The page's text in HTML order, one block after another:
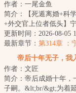
眼
作者：一尾金鱼
简介：【死遁离婚+科
+外交官上位者低头】
宫癌诊断书那天，撞破
亲姐姐产检。她...
更新时间：2026-08-05
最新章节： 第314章 ：
生亏欠
帝后十年无子，我
作者：文匠
简介：帝后成婚十年，
子嗣。&lt;br/&gt;为着